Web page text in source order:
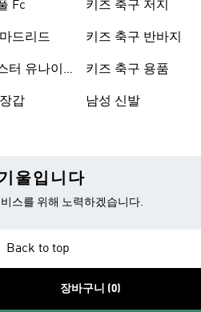
Fc
드리드
터 유나이
갑
키즈 축구 저지
키즈 축구 반바지
키즈 축구 용품
남성 신발
울입니다
스를 위해 노력하겠습니다.
Back to top
장바구니 (0)